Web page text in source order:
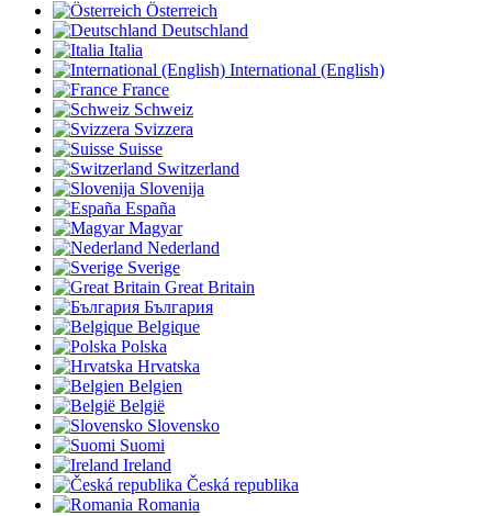
Österreich
Deutschland
Italia
International (English)
France
Schweiz
Svizzera
Suisse
Switzerland
Slovenija
España
Magyar
Nederland
Sverige
Great Britain
България
Belgique
Polska
Hrvatska
Belgien
België
Slovensko
Suomi
Ireland
Česká republika
Romania